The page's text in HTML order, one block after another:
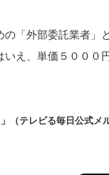
「外部委託業者」
え、単価５０００
（テレビる毎日公式メ